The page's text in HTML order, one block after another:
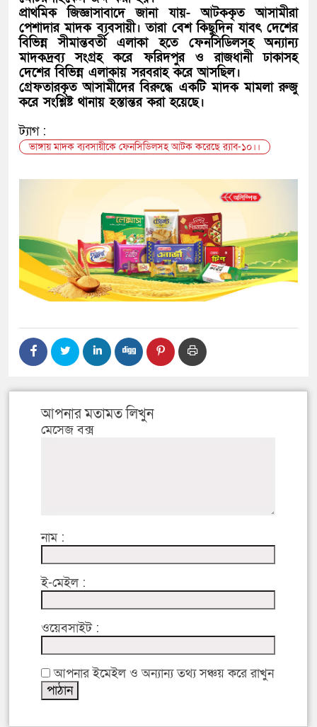
প্রাথমিক জিজ্ঞাসাবাদে জানা যায়- আটককৃত আসামীরা
পেশাদার মাদক ব্যবসায়ী। তারা বেশ কিছুদিন যাবৎ দেশের
বিভিন্ন সীমান্তবর্তী এলাকা হতে ফেনসিডিলসহ অন্যান্য
মাদকদ্রব্য সংগ্রহ করে ফরিদপুর ও রাজধানী ঢাকাসহ
দেশের বিভিন্ন এলাকায় সরবরাহ করে আসছিল।
গ্রেফতারকৃত আসামীদের বিরুদ্ধে একটি মাদক মামলা রুজু
করে সংশ্লিষ্ট থানায় হস্তান্তর করা হয়েছে।
ট্যাগ :
ভাঙ্গায় মাদক ব্যবসায়ীকে ফেনসিডিলসহ আটক করেছে র‌্যাব-১০।।
আপনার মতামত লিখুন
মেসেজ বক্স
নাম :
ই-মেইল :
ওয়েবসাইট :
আপনার ইমেইল ও অন্যান্য তথ্য সঞ্চয় করে রাখুন